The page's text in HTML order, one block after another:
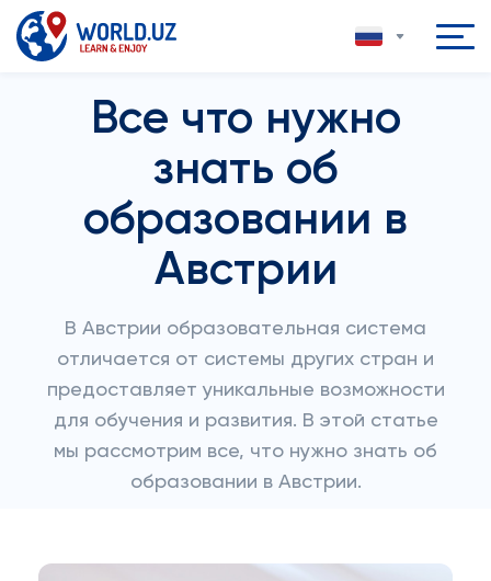
Все что нужно
знать об
образовании в
Австрии
В Австрии образовательная система
отличается от системы других стран и
предоставляет уникальные возможности
для обучения и развития. В этой статье
мы рассмотрим все, что нужно знать об
образовании в Австрии.